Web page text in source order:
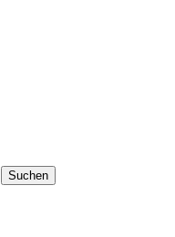
Suchen